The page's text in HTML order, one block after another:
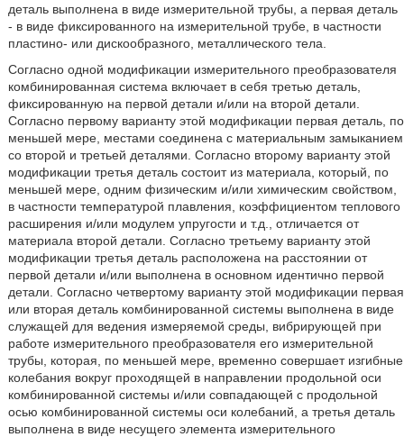
деталь выполнена в виде измерительной трубы, а первая деталь
- в виде фиксированного на измерительной трубе, в частности
пластино- или дискообразного, металлического тела.
Согласно одной модификации измерительного преобразователя
комбинированная система включает в себя третью деталь,
фиксированную на первой детали и/или на второй детали.
Согласно первому варианту этой модификации первая деталь, по
меньшей мере, местами соединена с материальным замыканием
со второй и третьей деталями. Согласно второму варианту этой
модификации третья деталь состоит из материала, который, по
меньшей мере, одним физическим и/или химическим свойством,
в частности температурой плавления, коэффициентом теплового
расширения и/или модулем упругости и т.д., отличается от
материала второй детали. Согласно третьему варианту этой
модификации третья деталь расположена на расстоянии от
первой детали и/или выполнена в основном идентично первой
детали. Согласно четвертому варианту этой модификации первая
или вторая деталь комбинированной системы выполнена в виде
служащей для ведения измеряемой среды, вибрирующей при
работе измерительного преобразователя его измерительной
трубы, которая, по меньшей мере, временно совершает изгибные
колебания вокруг проходящей в направлении продольной оси
комбинированной системы и/или совпадающей с продольной
осью комбинированной системы оси колебаний, а третья деталь
выполнена в виде несущего элемента измерительного